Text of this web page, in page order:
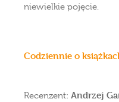
niewielkie pojęcie.
Codziennie o
Recenzent: Andrzej